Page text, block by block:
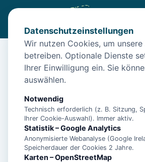
Diese
Wir haben Alternativen in
Datenschutzeinstellungen
Wir nutzen Cookies, um unsere
betreiben. Optionale Dienste
Ihrer Einwilligung ein. Sie
auswählen.
Notwendig
Technisch erforderlich (z. B. Sitzung,
Ihrer Cookie-Auswahl). Immer aktiv.
Statistik – Google Analytics
Anonymisierte Webanalyse (Google
Speicherdauer der Cookies 2 Jahre.
Karten – OpenStreetMap